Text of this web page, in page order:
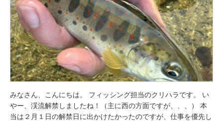
みなさん、こんにちは。 フィッシング担当のクリハラです。 い
やー、渓流解禁しましたね！（主に西の方面ですが、、、） 本
当は２月１日の解禁日に出かけたかったのですが、仕事を優先し